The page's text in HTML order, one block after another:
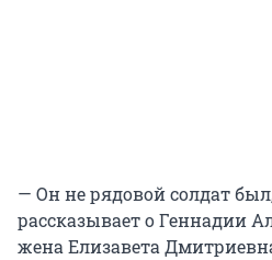
— Он не рядовой солдат
рассказывает о Геннадии
жена Елизавета